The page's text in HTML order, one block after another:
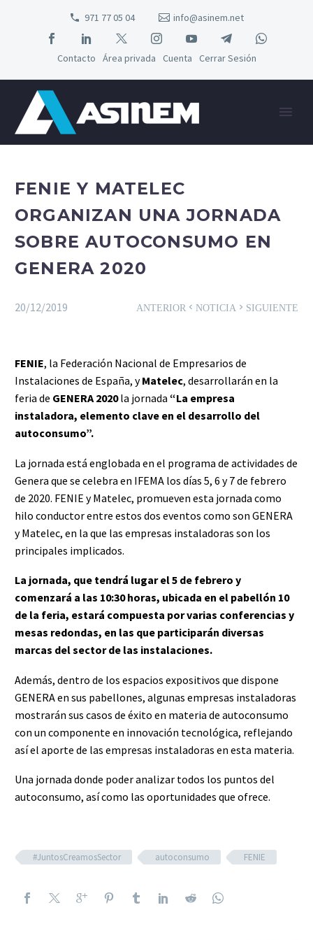
971 77 05 04 info@asinem.net
Contacto Área privada Cuenta Cerrar Sesión
FENIE Y MATELEC
ORGANIZAN UNA JORNADA
SOBRE AUTOCONSUMO EN
GENERA 2020
ANTERIOR NOTICIASIGUIENTE
20/12/2019
FENIE, la Federación Nacional de Empresarios de
Instalaciones de España, yMatelec, desarrollarán en la
feria de GENERA 2020la jornada “La empresa
instaladora, elemento clave en el desarrollo del
autoconsumo”.
La jornada está englobada en el programa de actividades de
Genera que se celebra en IFEMA los días 5, 6 y 7 de febrero
de 2020. FENIE y Matelec, promueven esta jornada como
hilo conductor entre estos dos eventos como son GENERA
y Matelec, en la que las empresas instaladoras son los
principales implicados.
La jornada, que tendrá lugar el 5 de febrero y
comenzará a las 10:30 horas, ubicada en el pabellón 10
de la feria, estará compuesta por varias conferencias y
mesas redondas, en las que participarán diversas
marcas del sector de las instalaciones.
Además, dentro de los espacios expositivos que dispone
GENERA en sus pabellones, algunas empresas instaladoras
mostrarán sus casos de éxito en materia de autoconsumo
con un componente en innovación tecnológica, reflejando
así el aporte de las empresas instaladoras en esta materia.
Una jornada donde poder analizar todos los puntos del
autoconsumo, así como las oportunidades que ofrece.
#JuntosCreamosSector autoconsumo FENIE